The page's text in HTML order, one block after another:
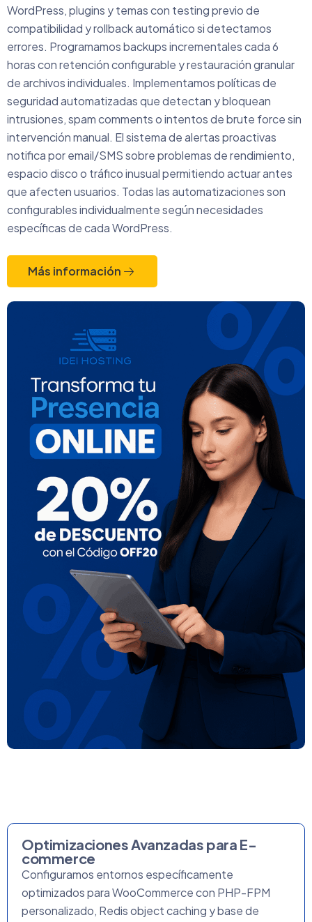
WordPress, plugins y temas con testing previo de
compatibilidad y rollback automático si detectamos
errores. Programamos backups incrementales cada 6
horas con retención configurable y restauración granular
de archivos individuales. Implementamos políticas de
seguridad automatizadas que detectan y bloquean
intrusiones, spam comments o intentos de brute force sin
intervención manual. El sistema de alertas proactivas
notifica por email/SMS sobre problemas de rendimiento,
espacio disco o tráfico inusual permitiendo actuar antes
que afecten usuarios. Todas las automatizaciones son
configurables individualmente según necesidades
específicas de cada WordPress.
Más información
Optimizaciones Avanzadas para E-
commerce
Configuramos entornos específicamente
optimizados para WooCommerce con PHP-FPM
personalizado, Redis object caching y base de